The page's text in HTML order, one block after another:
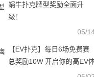
蜗牛扑克牌型奖励全面升
级！
05/
【EV扑克】每日6场免费赛
总奖励10W 开启你的高EV